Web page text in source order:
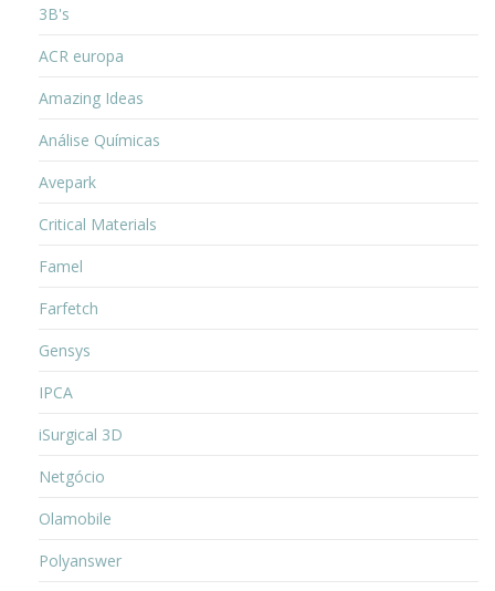
3B's
ACR europa
Amazing Ideas
Análise Químicas
Avepark
Critical Materials
Famel
Farfetch
Gensys
IPCA
iSurgical 3D
Netgócio
Olamobile
Polyanswer